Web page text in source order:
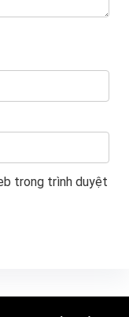
trong trình duyệt